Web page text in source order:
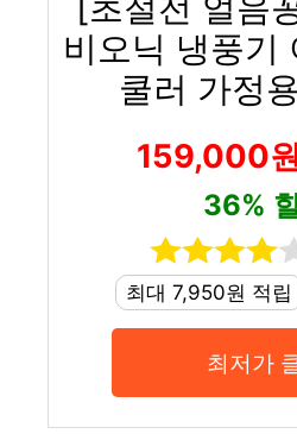
비오닉 냉풍기
쿨러 가정
159,000
36%
최대 7,950원 적립
최저가